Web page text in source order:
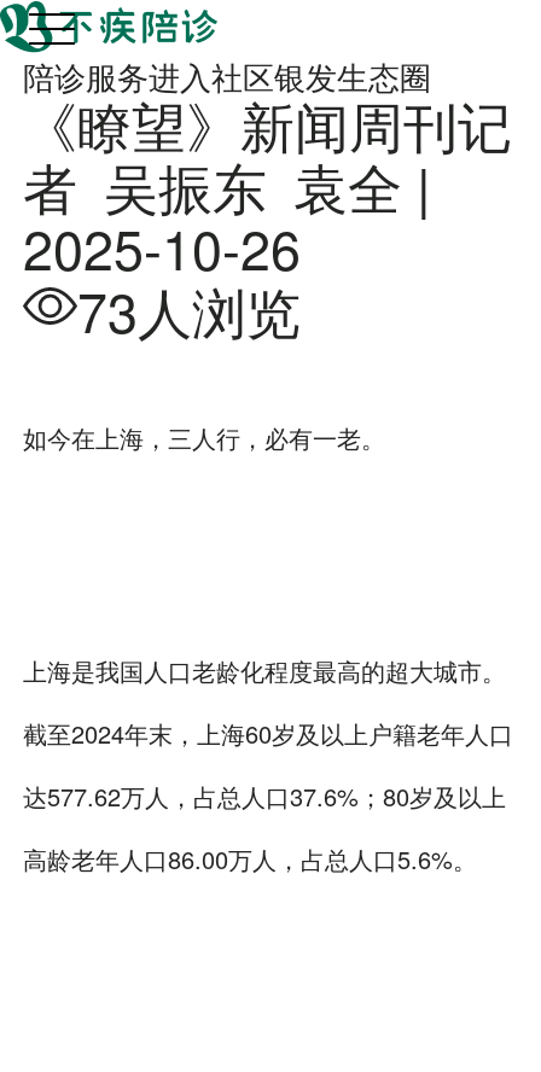
陪诊服务进入社区银发生态圈
《瞭望》新闻周刊记
者 吴振东 袁全 |
2025-10-26
73人浏览
如今在上海，三人行，必有一老。
上海是我国人口老龄化程度最高的超大城市。
截至2024年末，上海60岁及以上户籍老年人口
达577.62万人，占总人口37.6%；80岁及以上
高龄老年人口86.00万人，占总人口5.6%。